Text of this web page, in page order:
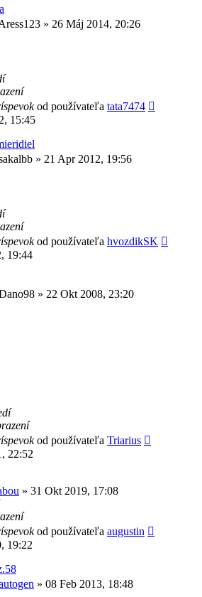
» 26 Máj 2014, 20:26
od používateľa tata7474
15:45
» 21 Apr 2012, 19:56
od používateľa hvozdikSK
19:44
» 22 Okt 2008, 23:20
od používateľa Triarius
22:52
» 31 Okt 2019, 17:08
od používateľa augustin
19:22
» 08 Feb 2013, 18:48